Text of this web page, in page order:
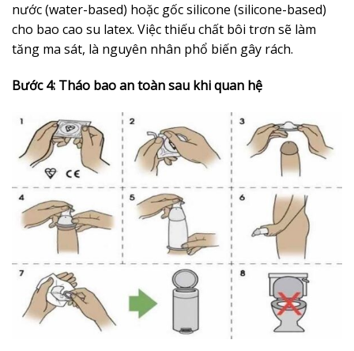
nước (water-based) hoặc gốc silicone (silicone-based)
cho bao cao su latex. Việc thiếu chất bôi trơn sẽ làm
tăng ma sát, là nguyên nhân phổ biến gây rách.
Bước 4: Tháo bao an toàn sau khi quan hệ